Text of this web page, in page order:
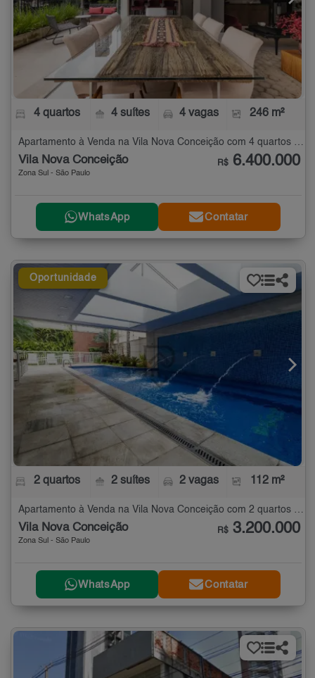
4 quartos 4 suítes 4 vagas 246 m²
Apartamento à Venda na Vila Nova Conceição com 4 quartos - 246 m²
Vila Nova Conceição
Zona Sul - São Paulo
R$ 6.400.000
WhatsApp Contatar
Oportunidade
2 quartos 2 suítes 2 vagas 112 m²
Apartamento à Venda na Vila Nova Conceição com 2 quartos - 112 m²
Vila Nova Conceição
Zona Sul - São Paulo
R$ 3.200.000
WhatsApp Contatar